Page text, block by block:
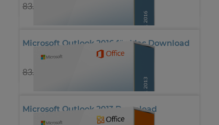
83.19€
Microsoft Outlook 2016 für Mac Download
83.19€
Microsoft Outlook 2013 Download